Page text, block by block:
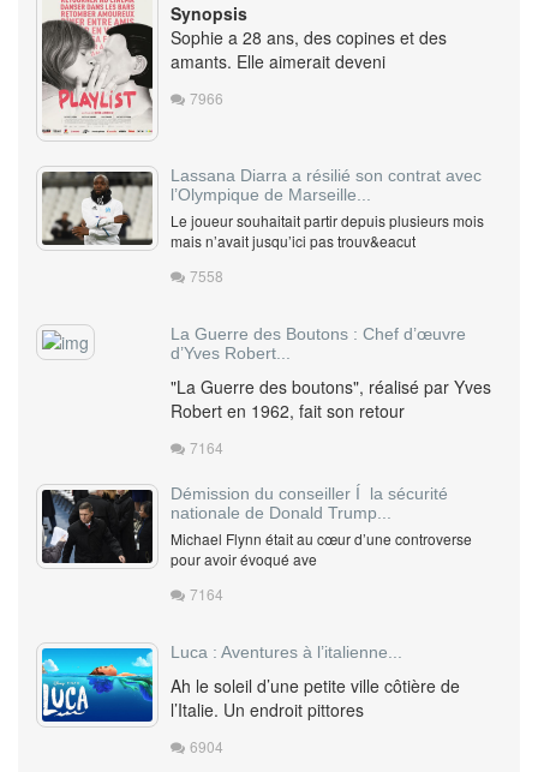
Synopsis
Sophie a 28 ans, des copines et des
amants. Elle aimerait deveni
7966
Lassana Diarra a résilié son contrat avec
l’Olympique de Marseille...
Le joueur souhaitait partir depuis plusieurs mois
mais n’avait jusqu’ici pas trouv&eacut
7558
La Guerre des Boutons : Chef d’œuvre
d’Yves Robert...
"La Guerre des boutons", réalisé par Yves
Robert en 1962, fait son retour
7164
Démission du conseiller Í la sécurité
nationale de Donald Trump...
Michael Flynn était au cœur d’une controverse
pour avoir évoqué ave
7164
Luca : Aventures à l’italienne...
Ah le soleil d’une petite ville côtière de
l’Italie. Un endroit pittores
6904